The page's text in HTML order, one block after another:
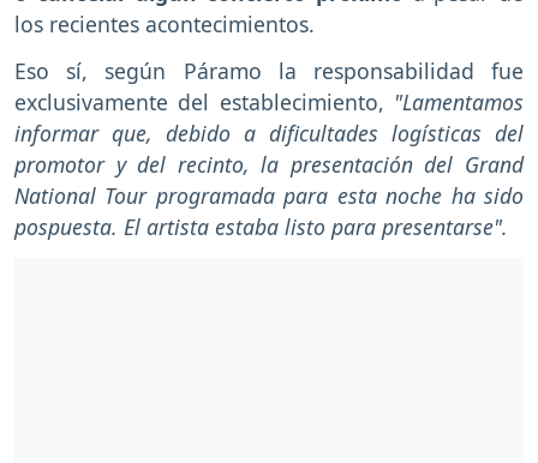
los recientes acontecimientos.
Eso sí, según Páramo la responsabilidad fue
exclusivamente del establecimiento, "Lamentamos
informar que, debido a dificultades logísticas del
promotor y del recinto, la presentación del Grand
National Tour programada para esta noche ha sido
pospuesta. El artista estaba listo para presentarse".